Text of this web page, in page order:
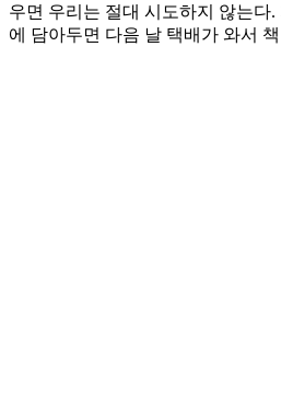
우면 우리는 절대 시도하지 않는다
에 담아두면 다음 날 택배가 와서